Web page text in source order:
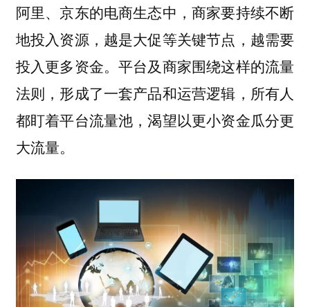
阿里、京东的电商生态中，商家要持续不断
地投入资源，越是大促等关键节点，越需要
投入更多资金。平台及商家围绕这样的流量
法则，形成了一套产品和运营逻辑，所有人
都盯着平台流量池，渴望以更小资金瓜分更
大流量。